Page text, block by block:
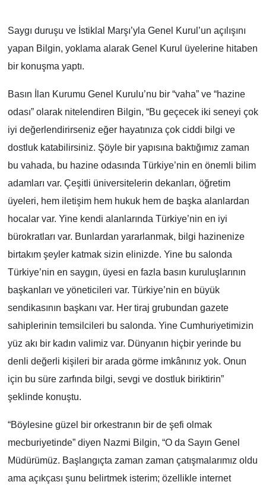
Saygı duruşu ve İstiklal Marşı’yla Genel Kurul’un açılışını
yapan Bilgin, yoklama alarak Genel Kurul üyelerine hitaben
bir konuşma yaptı.
Basın İlan Kurumu Genel Kurulu’nu bir “vaha” ve “hazine
odası” olarak nitelendiren Bilgin, “Bu geçecek iki seneyi çok
iyi değerlendirirseniz eğer hayatınıza çok ciddi bilgi ve
dostluk katabilirsiniz. Şöyle bir yapısına baktığımız zaman
bu vahada, bu hazine odasında Türkiye’nin en önemli bilim
adamları var. Çeşitli üniversitelerin dekanları, öğretim
üyeleri, hem iletişim hem hukuk hem de başka alanlardan
hocalar var. Yine kendi alanlarında Türkiye’nin en iyi
bürokratları var. Bunlardan yararlanmak, bilgi hazinenize
birtakım şeyler katmak sizin elinizde. Yine bu salonda
Türkiye’nin en saygın, üyesi en fazla basın kuruluşlarının
başkanları ve yöneticileri var. Türkiye’nin en büyük
sendikasının başkanı var. Her tiraj grubundan gazete
sahiplerinin temsilcileri bu salonda. Yine Cumhuriyetimizin
yüz akı bir kadın valimiz var. Dünyanın hiçbir yerinde bu
denli değerli kişileri bir arada görme imkânınız yok. Onun
için bu süre zarfında bilgi, sevgi ve dostluk biriktirin”
şeklinde konuştu.
“Böylesine güzel bir orkestranın bir de şefi olmak
mecburiyetinde” diyen Nazmi Bilgin, “O da Sayın Genel
Müdürümüz. Başlangıçta zaman zaman çatışmalarımız oldu
ama açıkçası şunu belirtmek isterim; özellikle internet